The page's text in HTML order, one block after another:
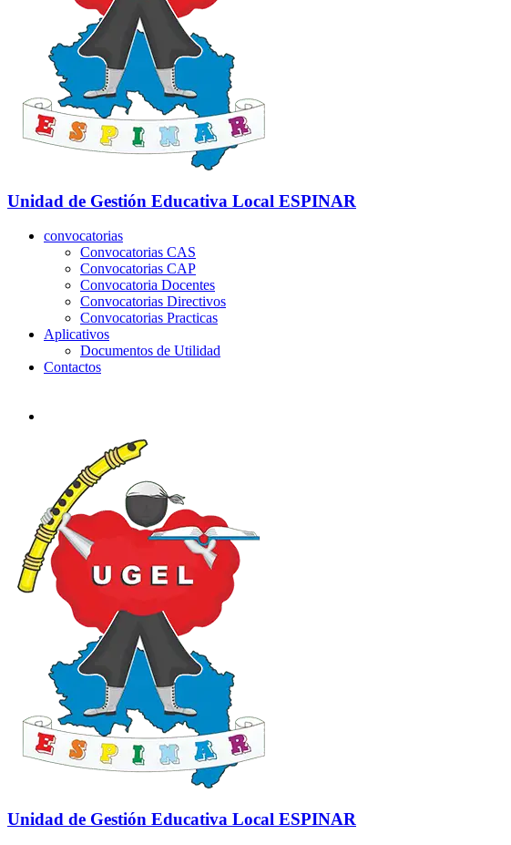
Unidad de Gestión Educativa Local ESPINAR
convocatorias
Convocatorias CAS
Convocatorias CAP
Convocatoria Docentes
Convocatorias Directivos
Convocatorias Practicas
Aplicativos
Documentos de Utilidad
Contactos
Unidad de Gestión Educativa Local ESPINAR